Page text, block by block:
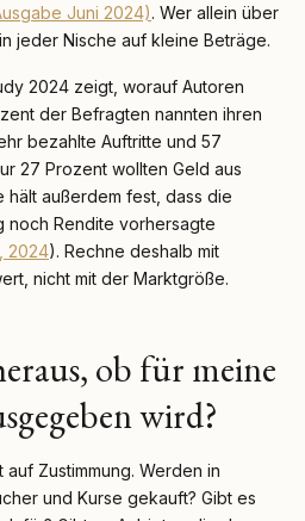
Juni 2024). Wer allein über
jeder Nische auf kleine Beträge.
2024 zeigt, worauf Autoren
der Befragten nannten ihren
bezahlte Auftritte und 57
27 Prozent wollten Geld aus
hält außerdem fest, dass die
noch Rendite vorhersagte
2024). Rechne deshalb mit
nicht mit der Marktgröße.
ob für meine
wird?
Zustimmung. Werden in
und Kurse gekauft? Gibt es